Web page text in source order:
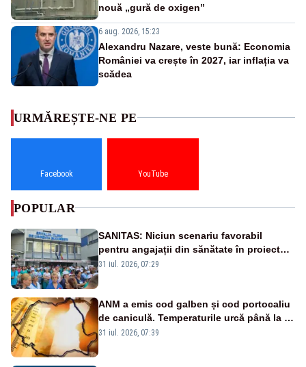
nouă „gură de oxigen”
6 aug. 2026, 15:23
Alexandru Nazare, veste bună: Economia
României va crește în 2027, iar inflația va
scădea
URMĂREȘTE-NE PE
Facebook YouTube
POPULAR
SANITAS: Niciun scenariu favorabil
pentru angajații din sănătate în proiectul
Legii salarizării
31 iul. 2026, 07:29
ANM a emis cod galben și cod portocaliu
de caniculă. Temperaturile urcă până la 38
de grade, iar nopțile devin tropicale
31 iul. 2026, 07:39